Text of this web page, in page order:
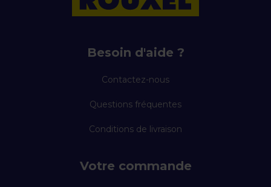
Besoin d'aide ?
Contactez-nous
Questions fréquentes
Conditions de livraison
Votre commande